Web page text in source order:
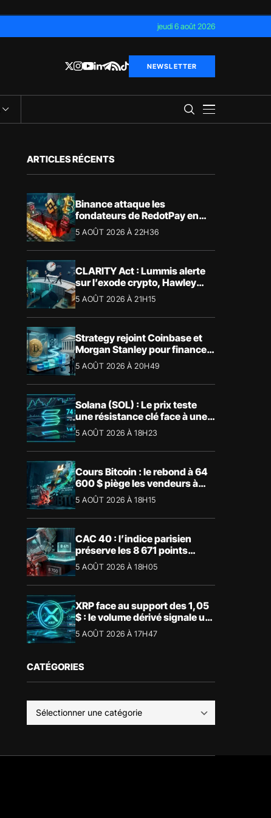
jeudi 6 août 2026
NEWSLETTER
ARTICLES RÉCENTS
Binance attaque les
fondateurs de RedotPay en
justice pour 472,8 millions de
dollars
5 AOÛT 2026 À 22H36
CLARITY Act : Lummis alerte
sur l’exode crypto, Hawley
bloque le vote
5 AOÛT 2026 À 21H15
Strategy rejoint Coinbase et
Morgan Stanley pour financer
les Trump Accounts
5 AOÛT 2026 À 20H49
Solana (SOL) : Le prix teste
une résistance clé face à une
tendance mensuelle baissière
5 AOÛT 2026 À 18H23
Cours Bitcoin : le rebond à 64
600 $ piège les vendeurs à
découvert
5 AOÛT 2026 À 18H15
CAC 40 : l’indice parisien
préserve les 8 671 points
malgré le recul du luxe
5 AOÛT 2026 À 18H05
XRP face au support des 1,05
$ : le volume dérivé signale un
risque de volatilité
5 AOÛT 2026 À 17H47
CATÉGORIES